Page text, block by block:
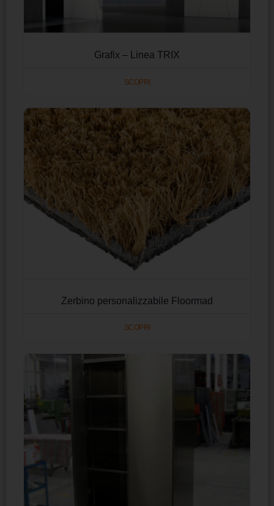
Grafix – Linea TRIX
SCOPRI
Zerbino personalizzabile Floormad
SCOPRI